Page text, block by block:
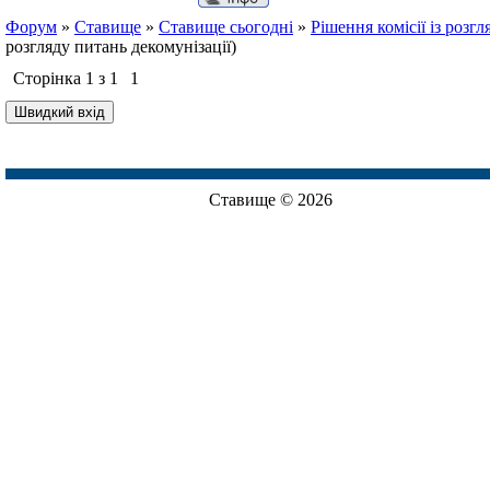
Форум » Ставище » Ставище сьогодні » Рішення комісії із
розгляду питань декомунізації)
Сторінка 1 з 1 1
Ставище © 2026